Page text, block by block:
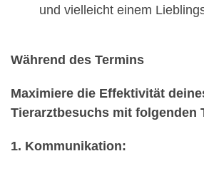
und vielleicht einem
Während des Termins
Maximiere die Effektivität
Tierarztbesuchs mit folgenden
1. Kommunikation: